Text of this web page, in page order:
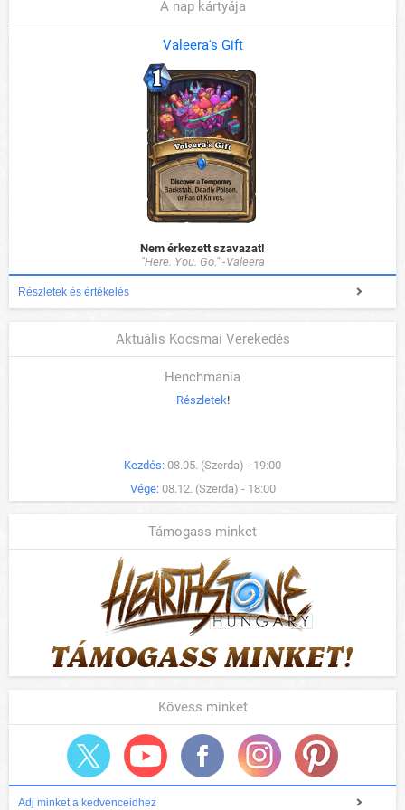
A nap kártyája
Valeera's Gift
Nem érkezett szavazat!
"Here. You. Go." -Valeera
Részletek és értékelés
Aktuális Kocsmai Verekedés
Henchmania
Részletek!
Kezdés: 08.05. (Szerda) - 19:00
Vége: 08.12. (Szerda) - 18:00
Támogass minket
Kövess minket
Adj minket a kedvenceidhez